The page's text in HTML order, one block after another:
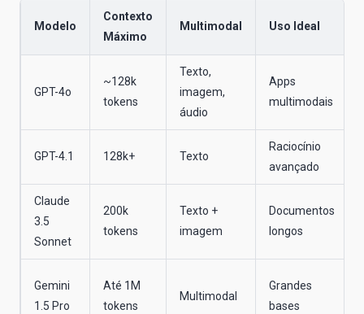
Modelo
Contexto
Máximo
Multimodal Uso Ideal
GPT-4o
~128k
tokens
Texto,
imagem,
áudio
Apps
multimodais
GPT-4.1 128k+ Texto
Raciocínio
avançado
Claude
3.5
Sonnet
200k
tokens
Texto +
imagem
Documentos
longos
Gemini
1.5 Pro
Até 1M
tokens
Multimodal
Grandes
bases